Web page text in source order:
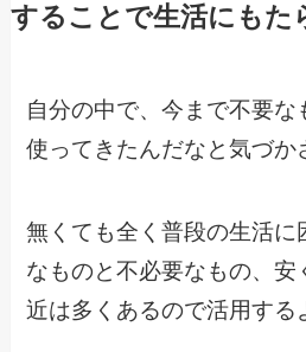
することで生活にもた
自分の中で、今まで不要な
使ってきたんだなと気づか
無くても全く普段の生活に
なものと不必要なもの、安
近は多くあるので活用する